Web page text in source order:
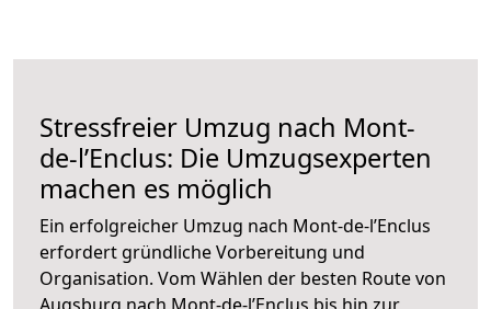
Stressfreier Umzug nach Mont-
de-l’Enclus: Die Umzugsexperten
machen es möglich
Ein erfolgreicher Umzug nach Mont-de-l’Enclus
erfordert gründliche Vorbereitung und
Organisation. Vom Wählen der besten Route von